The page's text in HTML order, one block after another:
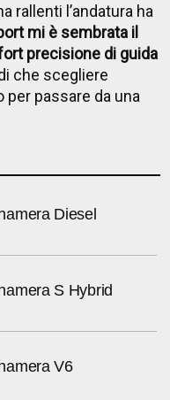
rallenti l’andatura ha
mi è sembrata il
precisione di guida
che scegliere
passare da una
Diesel
S Hybrid
V6